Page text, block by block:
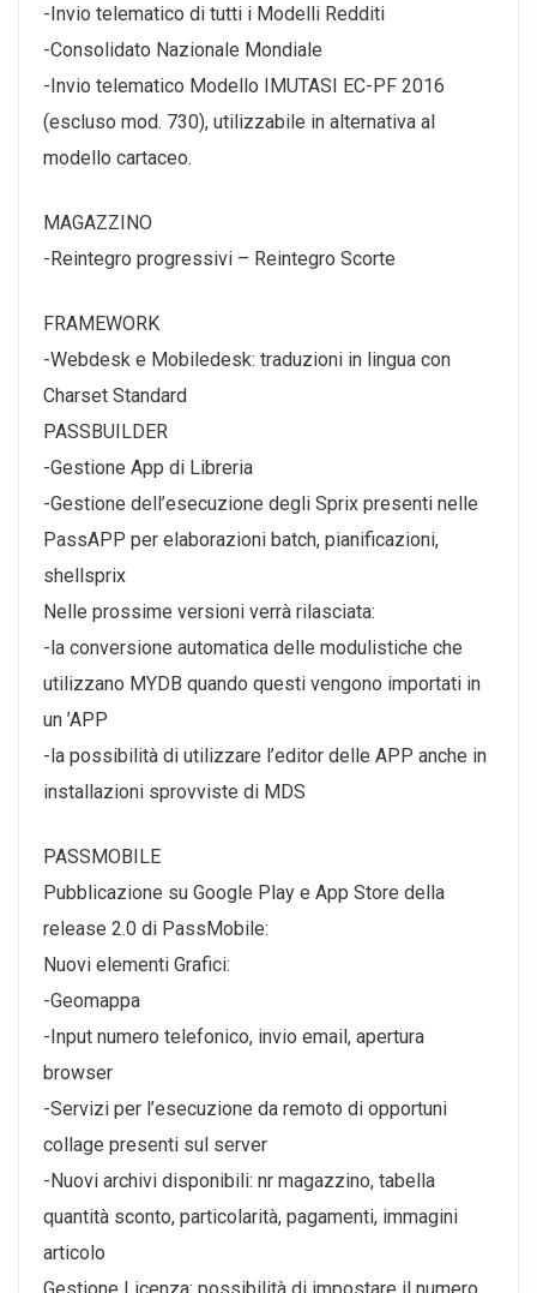
-Invio telematico di tutti i Modelli Redditi
-Consolidato Nazionale Mondiale
-Invio telematico Modello IMUTASI EC-PF 2016
(escluso mod. 730), utilizzabile in alternativa al
modello cartaceo.
MAGAZZINO
-Reintegro progressivi – Reintegro Scorte
FRAMEWORK
-Webdesk e Mobiledesk: traduzioni in lingua con
Charset Standard
PASSBUILDER
-Gestione App di Libreria
-Gestione dell’esecuzione degli Sprix presenti nelle
PassAPP per elaborazioni batch, pianificazioni,
shellsprix
Nelle prossime versioni verrà rilasciata:
-la conversione automatica delle modulistiche che
utilizzano MYDB quando questi vengono importati in
un ’APP
-la possibilità di utilizzare l’editor delle APP anche in
installazioni sprovviste di MDS
PASSMOBILE
Pubblicazione su Google Play e App Store della
release 2.0 di PassMobile:
Nuovi elementi Grafici:
-Geomappa
-Input numero telefonico, invio email, apertura
browser
-Servizi per l’esecuzione da remoto di opportuni
collage presenti sul server
-Nuovi archivi disponibili: nr magazzino, tabella
quantità sconto, particolarità, pagamenti, immagini
articolo
Gestione Licenza: possibilità di impostare il numero